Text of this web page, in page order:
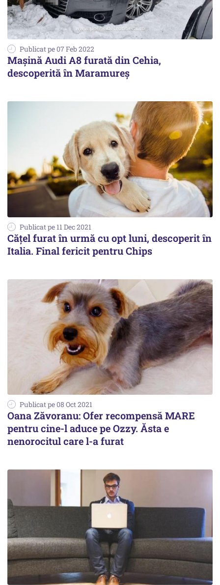
Publicat pe 07 Feb 2022
Mașină Audi A8 furată din Cehia,
descoperită în Maramureș
Publicat pe 11 Dec 2021
Cățel furat în urmă cu opt luni, descoperit în
Italia. Final fericit pentru Chips
Publicat pe 08 Oct 2021
Oana Zăvoranu: Ofer recompensă MARE
pentru cine-l aduce pe Ozzy. Ăsta e
nenorocitul care l-a furat